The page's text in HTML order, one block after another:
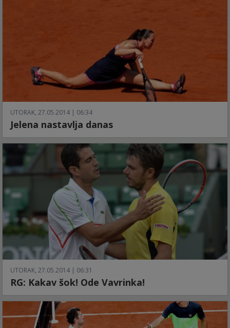
UTORAK, 27.05.2014 | 06:34
Jelena nastavlja danas
UTORAK, 27.05.2014 | 06:31
RG: Kakav šok! Ode Vavrinka!